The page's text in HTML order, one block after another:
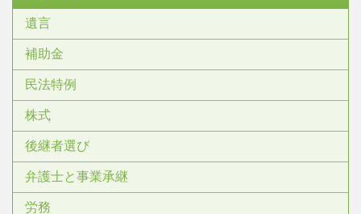
遺言
補助金
民法特例
株式
後継者選び
弁護士と事業承継
労務